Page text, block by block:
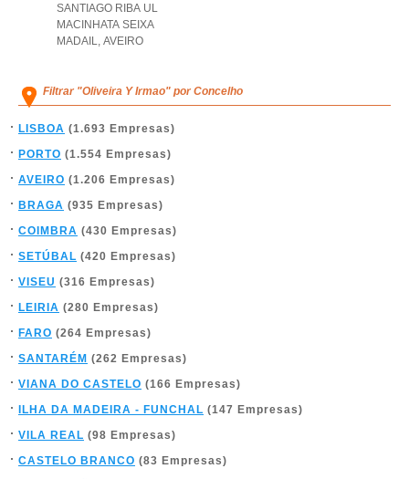
SANTIAGO RIBA UL
MACINHATA SEIXA
MADAIL, AVEIRO
Filtrar "Oliveira Y Irmao" por Concelho
LISBOA (1.693 Empresas)
PORTO (1.554 Empresas)
AVEIRO (1.206 Empresas)
BRAGA (935 Empresas)
COIMBRA (430 Empresas)
SETÚBAL (420 Empresas)
VISEU (316 Empresas)
LEIRIA (280 Empresas)
FARO (264 Empresas)
SANTARÉM (262 Empresas)
VIANA DO CASTELO (166 Empresas)
ILHA DA MADEIRA - FUNCHAL (147 Empresas)
VILA REAL (98 Empresas)
CASTELO BRANCO (83 Empresas)